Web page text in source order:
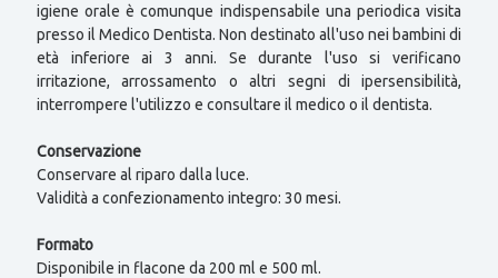
igiene orale è comunque indispensabile una periodica visita
presso il Medico Dentista. Non destinato all'uso nei bambini di
età inferiore ai 3 anni. Se durante l'uso si verificano
irritazione, arrossamento o altri segni di ipersensibilità,
interrompere l'utilizzo e consultare il medico o il dentista.
Conservazione
Conservare al riparo dalla luce.
Validità a confezionamento integro: 30 mesi.
Formato
Disponibile in flacone da 200 ml e 500 ml.